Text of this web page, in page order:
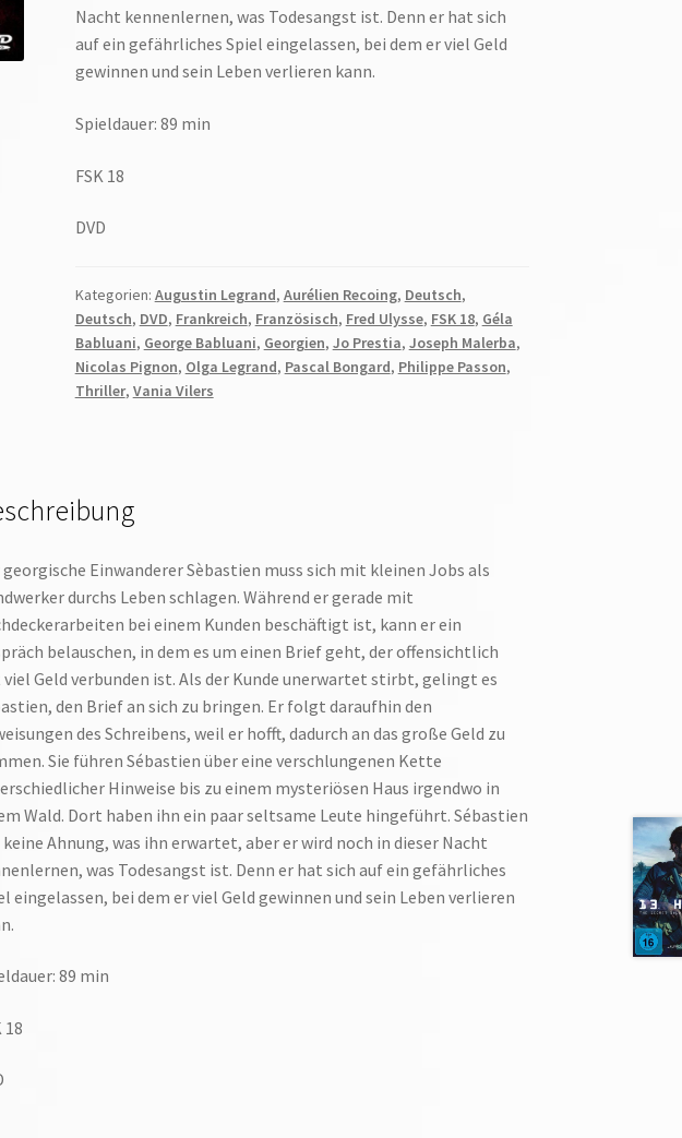
Nacht kennenlernen, was Todesangst ist. Denn er hat sich
auf ein gefährliches Spiel eingelassen, bei dem er viel Geld
gewinnen und sein Leben verlieren kann.
Spieldauer: 89 min
FSK 18
DVD
Kategorien: Augustin Legrand, Aurélien Recoing, Deutsch,
Deutsch, DVD, Frankreich, Französisch, Fred Ulysse, FSK 18, Géla
Babluani, George Babluani, Georgien, Jo Prestia, Joseph Malerba,
Nicolas Pignon, Olga Legrand, Pascal Bongard, Philippe Passon,
Thriller, Vania Vilers
georgische Einwanderer Sèbastien muss sich mit kleinen Jobs als
durchs Leben schlagen. Während er gerade mit
bei einem Kunden beschäftigt ist, kann er ein
belauschen, in dem es um einen Brief geht, der offensichtlich
Geld verbunden ist. Als der Kunde unerwartet stirbt, gelingt es
den Brief an sich zu bringen. Er folgt daraufhin den
des Schreibens, weil er hofft, dadurch an das große Geld zu
Sie führen Sébastien über eine verschlungenen Kette
Hinweise bis zu einem mysteriösen Haus irgendwo in
Wald. Dort haben ihn ein paar seltsame Leute hingeführt. Sébastien
Ahnung, was ihn erwartet, aber er wird noch in dieser Nacht
was Todesangst ist. Denn er hat sich auf ein gefährliches
eingelassen, bei dem er viel Geld gewinnen und sein Leben verlieren
89 min
18